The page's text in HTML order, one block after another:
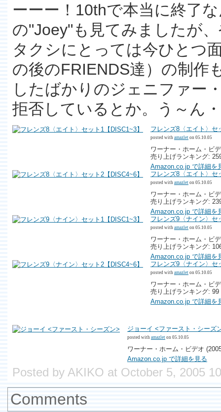
ーーー！10thで本当に終了
の"Joey"も見てみましたが
タクシにとっては今ひとつ
の後のFRIENDS達）の制作
したばかりのジェニファー
拒否しているとか。う～ん
フレンズ8〈エイト〉セ
posted with amazlet on 05.10.05
ワーナー・ホーム・ビ
売り上げランキング:
Amazon.co.jp で詳細を
フレンズ8〈エイト〉セ
posted with amazlet on 05.10.05
ワーナー・ホーム・ビ
売り上げランキング:
Amazon.co.jp で詳細を
フレンズ9〈ナイン〉セ
posted with amazlet on 05.10.05
ワーナー・ホーム・ビ
売り上げランキング:
Amazon.co.jp で詳細を
フレンズ9〈ナイン〉セ
posted with amazlet on 05.10.05
ワーナー・ホーム・ビ
売り上げランキング: 99
Amazon.co.jp で詳細を
ジョーイ <ファースト・シーズ
posted with amazlet on 05.10.05
ワーナー・ホーム・ビデオ
Amazon.co.jp で詳細を見る
Posted by AKIKO at October 5, 2005
Comments